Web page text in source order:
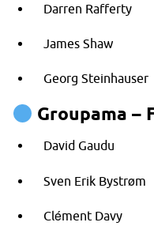
Darren Rafferty
James Shaw
Georg Steinhauser
Groupama –
David Gaudu
Sven Erik Bystrøm
Clément Davy